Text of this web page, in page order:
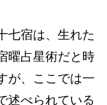
七宿は、生れた
曜占星術だと時
が、ここでは一
述べられている